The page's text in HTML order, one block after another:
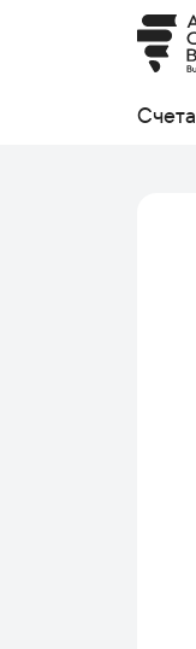
Счета